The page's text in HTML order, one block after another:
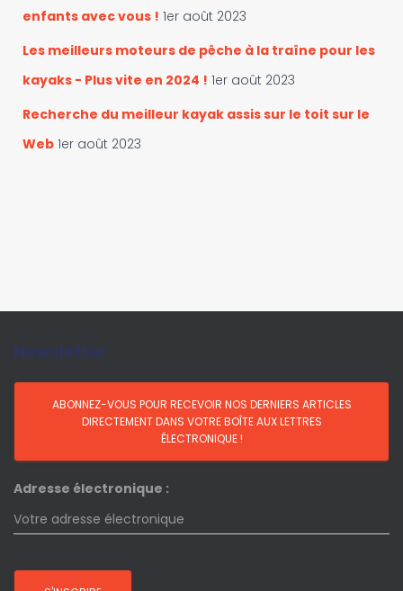
enfants avec vous ! 1er août 2023
Les meilleurs moteurs de pêche à la traîne pour les
kayaks - Plus vite en 2024 ! 1er août 2023
Recherche du meilleur kayak assis sur le toit sur le
Web 1er août 2023
Newsletter
Adresse électronique :